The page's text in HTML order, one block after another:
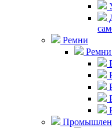
Ремни